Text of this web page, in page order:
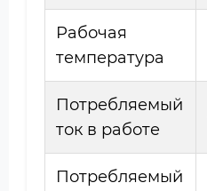
Рабочая
температура
Потребляемый
ток в работе
Потребляемый